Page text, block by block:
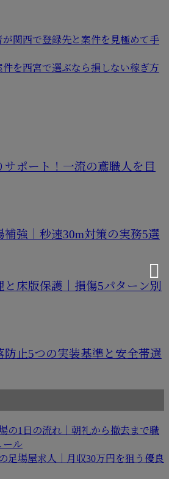
が関西で登録先と案件を見極めて手
を西宮で選ぶなら損しない稼ぎ方
ポート！一流の鳶職人を目
強｜秒速30m対策の実務5選
と床版保護｜損傷5パターン別
防止5つの実装基準と安全帯選
の1日の流れ｜朝礼から撤去まで職
ール
足場屋求人｜月収30万円を狙う優良